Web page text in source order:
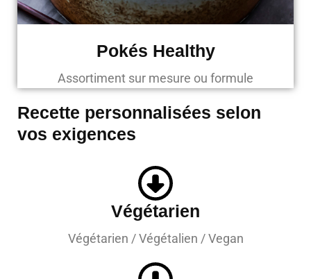
Pokés Healthy
Assortiment sur mesure ou formule
Recette personnalisées selon
vos exigences
Végétarien
Végétarien / Végétalien / Vegan